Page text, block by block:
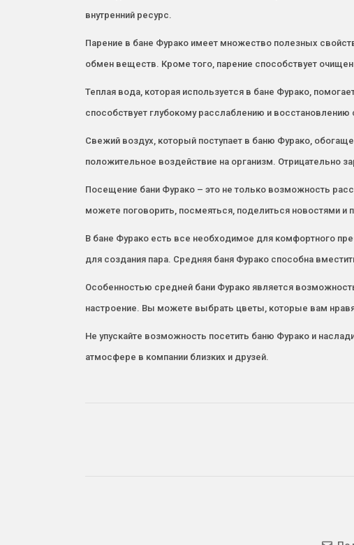
внутренний ресурс.
Парение в бане Фурако имеет множество полезных
обмен веществ. Кроме того, парение способствует
Теплая вода, которая используется в бане Фурако,
способствует глубокому расслаблению и восстановлению
Свежий воздух, который поступает в баню Фурако,
положительное воздействие на организм. Отрицательно
Посещение бани Фурако – это не только возможность
можете поговорить, посмеяться, поделиться новостями и
В бане Фурако есть все необходимое для комфортного
для создания пара. Средняя баня Фурако способна
Особенностью средней бани Фурако является
настроение. Вы можете выбрать цветы, которые вам
Не упускайте возможность посетить баню Фурако и
атмосфере в компании близких и друзей.